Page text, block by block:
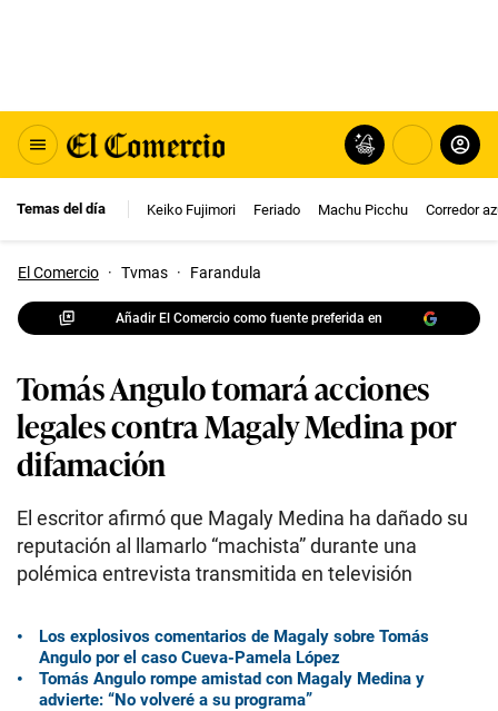
Temas del día Keiko Fujimori Feriado Machu Picchu Corredor
El Comercio · Tvmas · Farandula
Añadir El Comercio como fuente preferida en
Tomás Angulo tomará acciones
legales contra Magaly Medina por
difamación
El escritor afirmó que Magaly Medina ha dañado su
reputación al llamarlo “machista” durante una
polémica entrevista transmitida en televisión
Los explosivos comentarios de Magaly sobre Tomás
Angulo por el caso Cueva-Pamela López
Tomás Angulo rompe amistad con Magaly Medina y
advierte: “No volveré a su programa”